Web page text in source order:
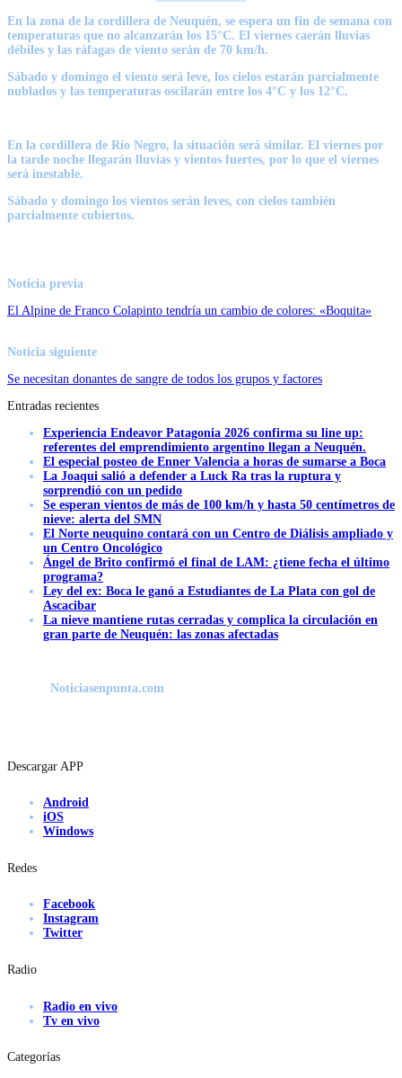
En la zona de la cordillera de Neuquén, se espera un fin de semana con
temperaturas que no alcanzarán los 15°C. El viernes caerán lluvias
débiles y las ráfagas de viento serán de 70 km/h.
Sábado y domingo el viento será leve, los cielos estarán parcialmente
nublados y las temperaturas oscilarán entre los 4°C y los 12°C.
En la cordillera de Río Negro, la situación será similar. El viernes por
la tarde noche llegarán lluvias y vientos fuertes, por lo que el viernes
será inestable.
Sábado y domingo los vientos serán leves, con cielos también
parcialmente cubiertos.
Noticia previa
El Alpine de Franco Colapinto tendría un cambio de colores: «Boquita»
Noticia siguiente
Se necesitan donantes de sangre de todos los grupos y factores
Entradas recientes
Experiencia Endeavor Patagonia 2026 confirma su line up:
referentes del emprendimiento argentino llegan a Neuquén.
El especial posteo de Enner Valencia a horas de sumarse a Boca
La Joaqui salió a defender a Luck Ra tras la ruptura y
sorprendió con un pedido
Se esperan vientos de más de 100 km/h y hasta 50 centímetros de
nieve: alerta del SMN
El Norte neuquino contará con un Centro de Diálisis ampliado y
un Centro Oncológico
Ángel de Brito confirmó el final de LAM: ¿tiene fecha el último
programa?
Ley del ex: Boca le ganó a Estudiantes de La Plata con gol de
Ascacibar
La nieve mantiene rutas cerradas y complica la circulación en
gran parte de Neuquén: las zonas afectadas
Noticiasenpunta.com
Descargar APP
Android
iOS
Windows
Redes
Facebook
Instagram
Twitter
Radio
Radio en vivo
Tv en vivo
Categorías